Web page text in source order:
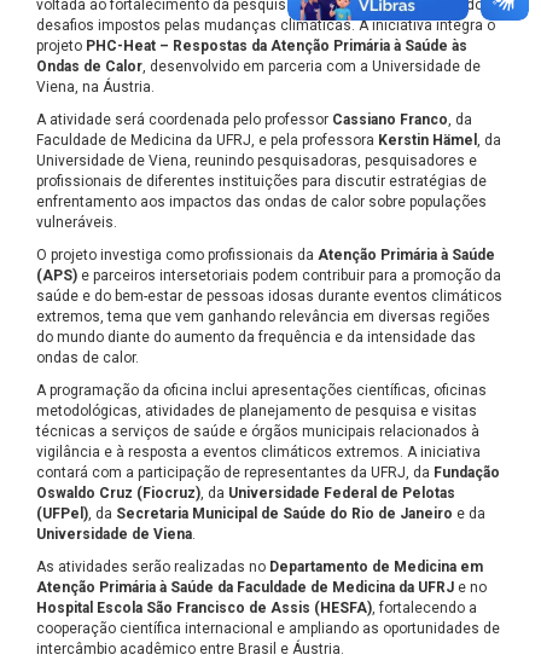
voltada ao fortalecimento da pesquisa em saúde pública diante dos
desafios impostos pelas mudanças climáticas. A iniciativa integra o
projeto PHC-Heat – Respostas da Atenção Primária à Saúde às
Ondas de Calor, desenvolvido em parceria com a Universidade de
Viena, na Áustria.
A atividade será coordenada pelo professor Cassiano Franco, da
Faculdade de Medicina da UFRJ, e pela professora Kerstin Hämel , da
Universidade de Viena, reunindo pesquisadoras, pesquisadores e
profissionais de diferentes instituições para discutir estratégias de
enfrentamento aos impactos das ondas de calor sobre populações
vulneráveis.
O projeto investiga como profissionais da Atenção Primária à Saúde
(APS) e parceiros intersetoriais podem contribuir para a promoção da
saúde e do bem-estar de pessoas idosas durante eventos climáticos
extremos, tema que vem ganhando relevância em diversas regiões
do mundo diante do aumento da frequência e da intensidade das
ondas de calor.
A programação da oficina inclui apresentações científicas, oficinas
metodológicas, atividades de planejamento de pesquisa e visitas
técnicas a serviços de saúde e órgãos municipais relacionados à
vigilância e à resposta a eventos climáticos extremos. A iniciativa
contará com a participação de representantes da UFRJ, da Fundação
Oswaldo Cruz (Fiocruz), da Universidade Federal de Pelotas
(UFPel), da Secretaria Municipal de Saúde do Rio de Janeiro e da
Universidade de Viena.
As atividades serão realizadas no Departamento de Medicina em
Atenção Primária à Saúde da Faculdade de Medicina da UFRJ e no
Hospital Escola São Francisco de Assis (HESFA), fortalecendo a
cooperação científica internacional e ampliando as oportunidades de
intercâmbio acadêmico entre Brasil e Áustria.